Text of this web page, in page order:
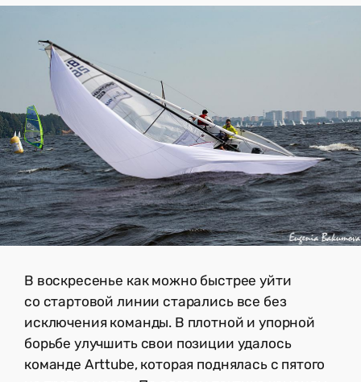
В воскресенье как можно быстрее уйти
со стартовой линии старались все без
исключения команды. В плотной и упорной
борьбе улучшить свои позиции удалось
команде Arttube, которая поднялась с пятого